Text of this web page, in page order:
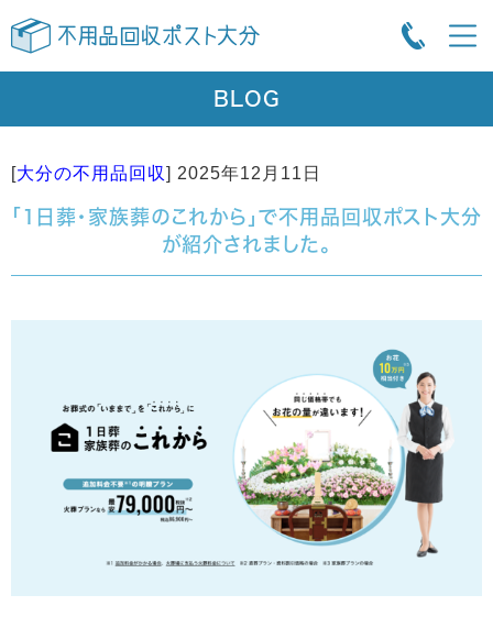
BLOG
[大分の不用品回収] 2025年12月11日
「1日葬・家族葬のこれから」で不用品回収ポスト大分
が紹介されました。